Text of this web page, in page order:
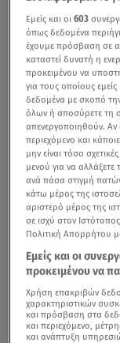
Εμείς και οι603
όπως δεδομένα
έχουμε πρόσβαση σε
καταστεί δυνατή η
προκειμένου να
για τους οποίους
δεδομένα με σκοπό
όλων ή αποσύρετε τη
απενεργοποιηθούν. Αν
περιεχόμενο και
μην είναι τόσο
μενού για να αλλάξετε
ανά πάσα στιγμή
κάτω μέρος της
αριστερό μέρος της
σε ισχύ στον
Πολιτική Απορρήτου
Εμείς και οι
προκειμένου να
Χρήση επακριβών
χαρακτηριστικών
και πρόσβαση στα
και περιεχόμενο,
και ανάπτυξη